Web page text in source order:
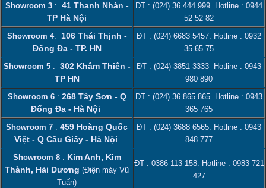
Showroom 3 : 41 Thanh Nhàn -
TP Hà Nội
ĐT : (024) 36 444 999 Hotline : 0944
52 52 82
Showroom 4: 106 Thái Thịnh -
Đống Đa - TP. HN
ĐT : (024) 6683 5457. Hotline : 0932
35 65 75
Showroom 5 : 302 Khâm Thiên -
TP HN
ĐT : (024) 3851 3333 Hotline : 0943
980 890
Showroom 6 : 268 Tây Sơn - Q
Đống Đa - Hà Nội
ĐT : (024) 36 865 865. Hotline : 0943
365 765
Showroom 7 : 459 Hoàng Quốc
Việt - Q Cầu Giấy - Hà Nội
ĐT : (024) 3688 6565. Hotline : 0943
848 777
Showroom 8 : Kim Anh, Kim
Thành, Hải Dương (Điện máy Vũ
Tuấn)
ĐT : 0386 113 158‬. Hotline : 0983 721
427